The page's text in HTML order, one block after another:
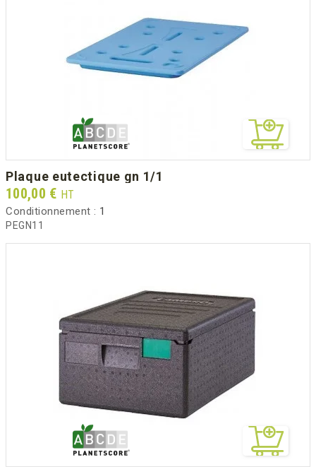
plaque eutectique gn 1/1
Prix
100,00 € HT
Conditionnement : 1
PEGN11